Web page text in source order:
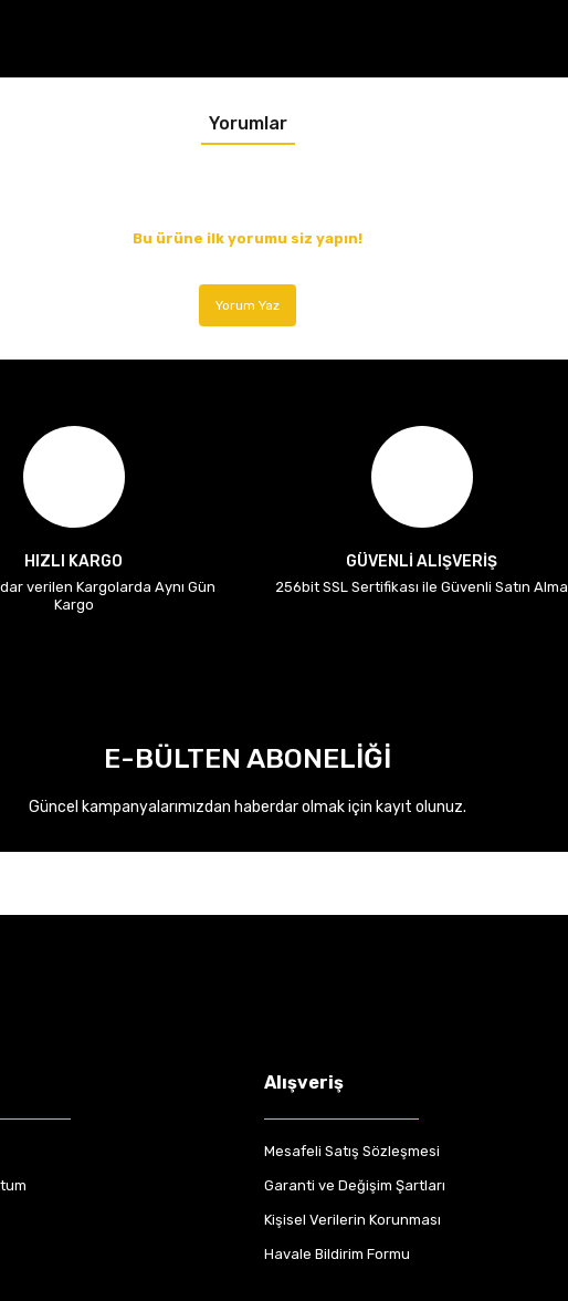
Yorumlar
Bu ürüne ilk yorumu siz yapın!
Yorum Yaz
HIZLI KARGO
verilen Kargolarda Aynı Gün
Kargo
GÜVENLİ ALIŞVERİŞ
256bit SSL Sertifikası ile Güvenli Satın Alma
E-BÜLTEN ABONELİĞİ
Güncel kampanyalarımızdan haberdar olmak için kayıt olunuz.
Alışveriş
Mesafeli Satış Sözleşmesi
Garanti ve Değişim Şartları
Kişisel Verilerin Korunması
Havale Bildirim Formu